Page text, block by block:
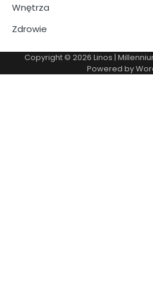
Wnętrza
Zdrowie
Copyright © 2026 Linos |
Powered by